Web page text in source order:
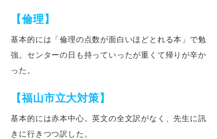
【倫理】
基本的には「倫理の点数が面白いほどとれる本」で勉
強。センターの日も持っていったが重くて帰りが辛か
った。
【福山市立大対策】
基本的には赤本中心。英文の全文訳がなく、先生に訊
きに行きつつ訳した。